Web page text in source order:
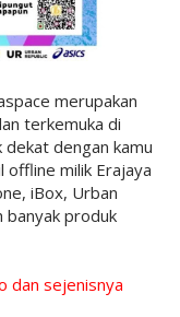
merupakan
terkemuka di
dekat dengan kamu
offline milik Erajaya
iBox, Urban
banyak produk
dan sejenisnya